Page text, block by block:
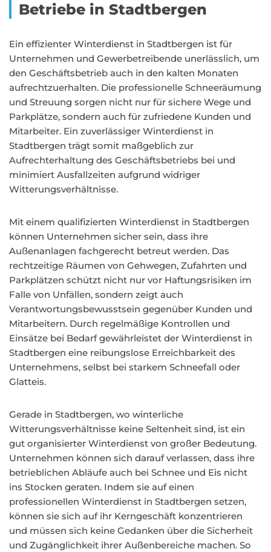
Betriebe in Stadtbergen
Ein effizienter Winterdienst in Stadtbergen ist für
Unternehmen und Gewerbetreibende unerlässlich, um
den Geschäftsbetrieb auch in den kalten Monaten
aufrechtzuerhalten. Die professionelle Schneeräumung
und Streuung sorgen nicht nur für sichere Wege und
Parkplätze, sondern auch für zufriedene Kunden und
Mitarbeiter. Ein zuverlässiger Winterdienst in
Stadtbergen trägt somit maßgeblich zur
Aufrechterhaltung des Geschäftsbetriebs bei und
minimiert Ausfallzeiten aufgrund widriger
Witterungsverhältnisse.
Mit einem qualifizierten Winterdienst in Stadtbergen
können Unternehmen sicher sein, dass ihre
Außenanlagen fachgerecht betreut werden. Das
rechtzeitige Räumen von Gehwegen, Zufahrten und
Parkplätzen schützt nicht nur vor Haftungsrisiken im
Falle von Unfällen, sondern zeigt auch
Verantwortungsbewusstsein gegenüber Kunden und
Mitarbeitern. Durch regelmäßige Kontrollen und
Einsätze bei Bedarf gewährleistet der Winterdienst in
Stadtbergen eine reibungslose Erreichbarkeit des
Unternehmens, selbst bei starkem Schneefall oder
Glatteis.
Gerade in Stadtbergen, wo winterliche
Witterungsverhältnisse keine Seltenheit sind, ist ein
gut organisierter Winterdienst von großer Bedeutung.
Unternehmen können sich darauf verlassen, dass ihre
betrieblichen Abläufe auch bei Schnee und Eis nicht
ins Stocken geraten. Indem sie auf einen
professionellen Winterdienst in Stadtbergen setzen,
können sie sich auf ihr Kerngeschäft konzentrieren
und müssen sich keine Gedanken über die Sicherheit
und Zugänglichkeit ihrer Außenbereiche machen. So